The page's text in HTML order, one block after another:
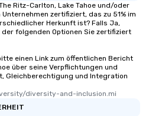
Ritz-Carlton, Lake Tahoe und/oder
zertifiziert, das zu 51% im
Herkunft ist? Falls Ja,
folgenden Optionen Sie zertifiziert
einen Link zum öffentlichen Bericht
über seine Verpflichtungen und
Gleichberechtigung und Integration
diversity-and-inclusion.mi